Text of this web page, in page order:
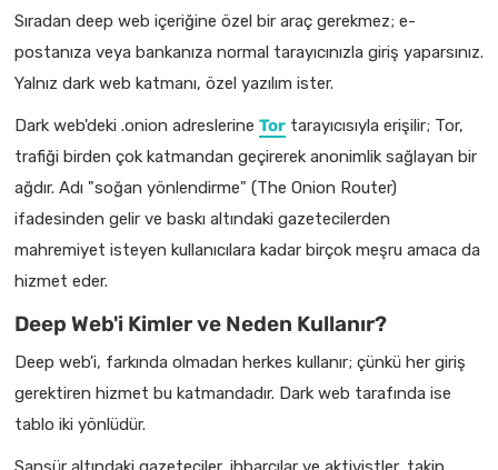
Sıradan deep web içeriğine özel bir araç gerekmez; e-
postanıza veya bankanıza normal tarayıcınızla giriş yaparsınız.
Yalnız dark web katmanı, özel yazılım ister.
Dark web'deki .onion adreslerine Tor tarayıcısıyla erişilir; Tor,
trafiği birden çok katmandan geçirerek anonimlik sağlayan bir
ağdır. Adı "soğan yönlendirme" (The Onion Router)
ifadesinden gelir ve baskı altındaki gazetecilerden
mahremiyet isteyen kullanıcılara kadar birçok meşru amaca da
hizmet eder.
Deep Web'i Kimler ve Neden Kullanır?
Deep web'i, farkında olmadan herkes kullanır; çünkü her giriş
gerektiren hizmet bu katmandadır. Dark web tarafında ise
tablo iki yönlüdür.